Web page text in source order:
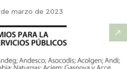
marzo de 2023